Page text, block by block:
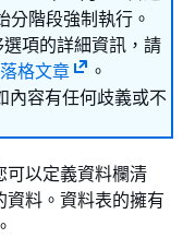
分階段強制執行。
項的詳細資訊，請
格文章
。
內容有任何歧義或不
可以定義資料欄清
資料。資料表的擁有